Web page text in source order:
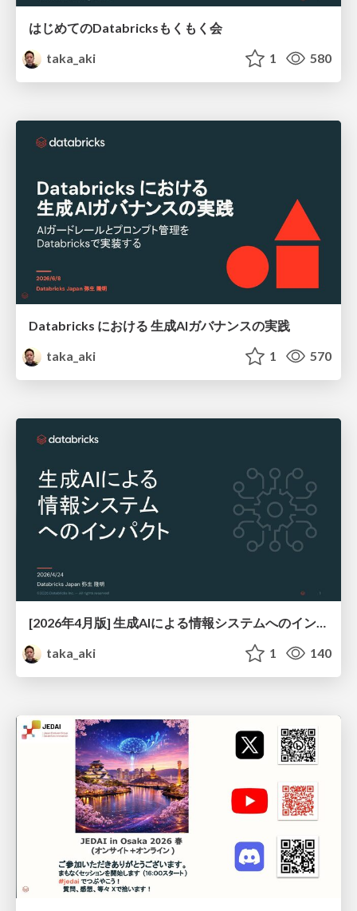
はじめてのDatabricksもくもく会
taka_aki
1 580
Databricks における 生成AIガバナンスの実践
taka_aki
1 570
[2026年4月版] 生成AIによる情報システムへのインパクト
taka_aki
1 140